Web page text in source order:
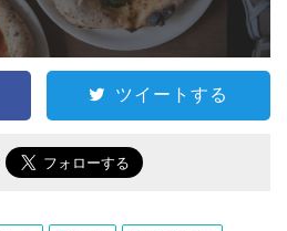
ツイートする